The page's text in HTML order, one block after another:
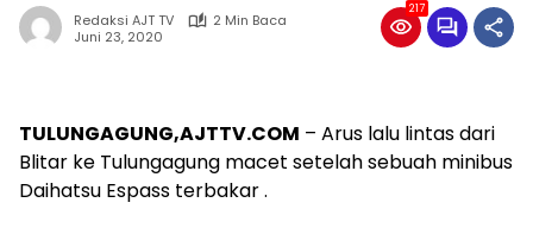
Redaksi AJT TV
2 Min Baca
Juni 23, 2020
217
TULUNGAGUNG,AJTTV.COM – Arus lalu lintas dari
Blitar ke Tulungagung macet setelah sebuah minibus
Daihatsu Espass terbakar .